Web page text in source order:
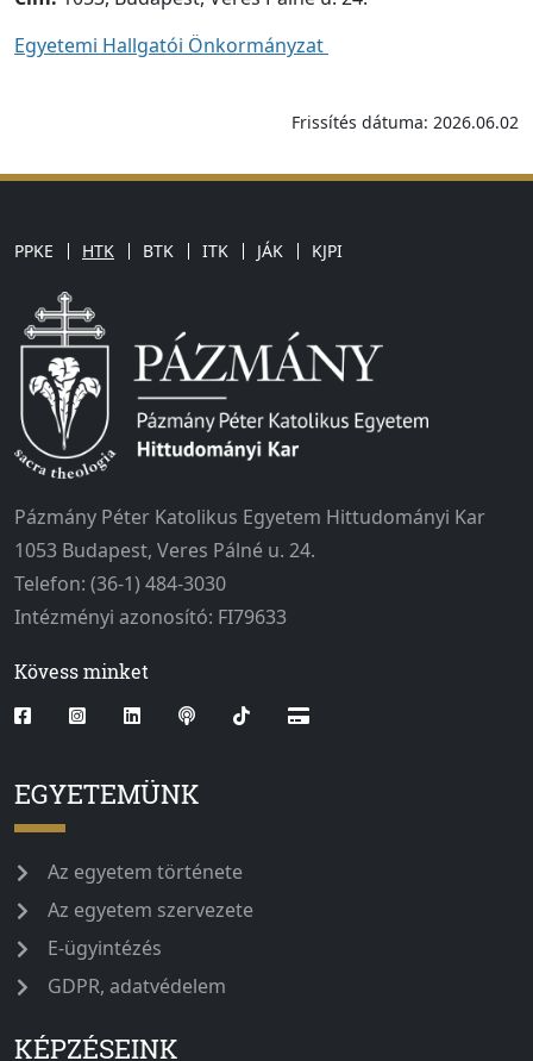
Egyetemi Hallgatói Önkormányzat
Frissítés dátuma: 2026.06.02
PPKE HTK BTK ITK JÁK KJPI
Pázmány Péter Katolikus Egyetem Hittudományi Kar
1053 Budapest, Veres Pálné u. 24.
Telefon: (36-1) 484-3030
Intézményi azonosító: FI79633
Kövess minket
EGYETEMÜNK
Az egyetem története
Az egyetem szervezete
E-ügyintézés
GDPR, adatvédelem
KÉPZÉSEINK